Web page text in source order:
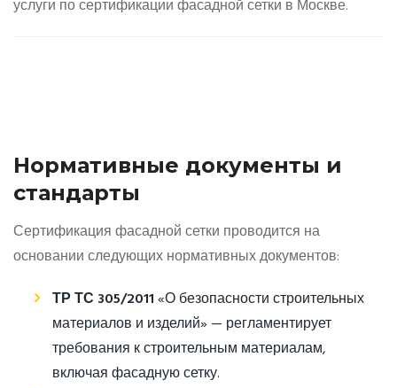
услуги по сертификации фасадной сетки в Москве.
Нормативные документы и
стандарты
Сертификация фасадной сетки проводится на
основании следующих нормативных документов:
ТР ТС 305/2011«О безопасности строительных
материалов и изделий» — регламентирует
требования к строительным материалам,
включая фасадную сетку.